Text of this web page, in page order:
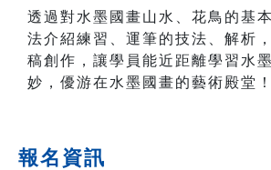
透過對水墨國畫山水、花鳥的基
法介紹練習、運筆的技法、解析
稿創作，讓學員能近距離學習水
妙，優游在水墨國畫的藝術殿堂！
報名資訊